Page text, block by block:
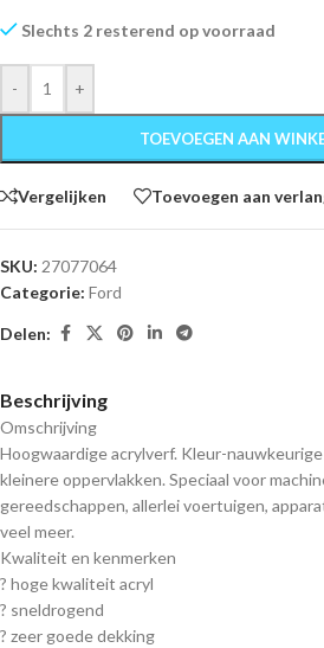
Slechts 2 resterend op voorraad
- +
TOEVOEGEN AAN
Vergelijken Toevoegen aan
SKU: 27077064
Categorie: Ford
Delen:
Beschrijving
Omschrijving
Hoogwaardige acrylverf. Kleur-
kleinere oppervlakken. Speciaal voor
gereedschappen, allerlei voertuigen,
veel meer.
Kwaliteit en kenmerken
? hoge kwaliteit acryl
? sneldrogend
? zeer goede dekking